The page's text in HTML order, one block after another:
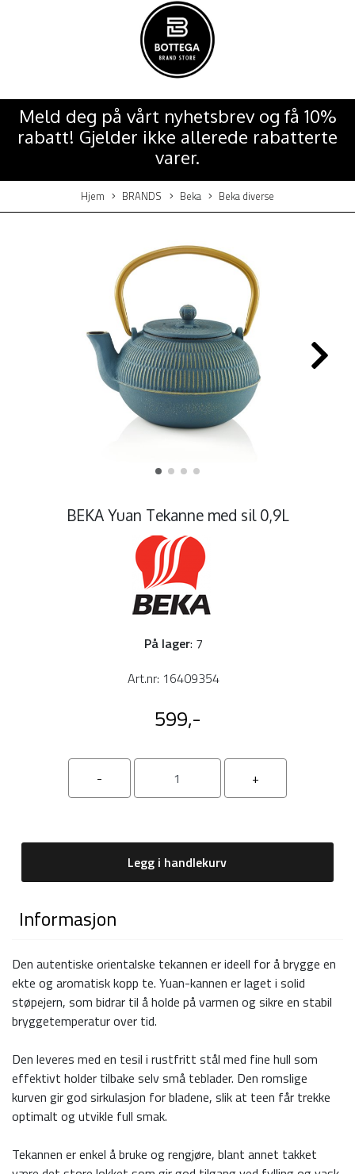
Meld deg på vårt nyhetsbrev og få 10%
rabatt! Gjelder ikke allerede rabatterte
varer.
Hjem BRANDS Beka Beka diverse
BEKA Yuan Tekanne med sil 0,9L
På lager: 7
Art.nr: 16409354
599,-
Legg i handlekurv
Informasjon
Den autentiske orientalske tekannen er ideell for å brygge en
ekte og aromatisk kopp te. Yuan-kannen er laget i solid
støpejern, som bidrar til å holde på varmen og sikre en stabil
bryggetemperatur over tid.
Den leveres med en tesil i rustfritt stål med fine hull som
effektivt holder tilbake selv små teblader. Den romslige
kurven gir god sirkulasjon for bladene, slik at teen får trekke
optimalt og utvikle full smak.
Tekannen er enkel å bruke og rengjøre, blant annet takket